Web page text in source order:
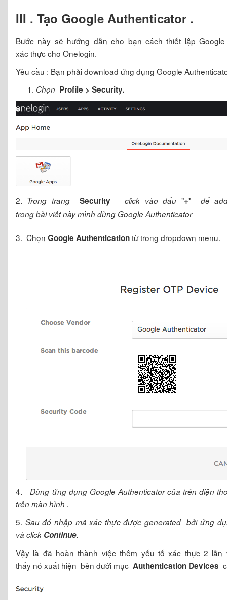
III . Tạo Google Authenticator .
Bước này sẽ hướng dẫn cho bạn cách thiết lập
xác thực cho Onelogin.
Yêu cầu : Bạn phải download ứng dụng Google
Chọn Profile > Security.
2. Trong trang Security click vào dấu "+" để
trong bài viết này mình dùng Google Authenticator
3. Chọn Google Authenticationtừ trong dropdown menu.
4. Dùng ứng dụng Google Authenticator của trên điện
trên màn hình .
5. Sau đó nhập mã xác thực được generated bởi ứng
và click Continue.
Vậy là đã hoàn thành việc thêm yếu tố xác thực 2
thấy nó xuất hiện bên dưới mục Authentication Devices